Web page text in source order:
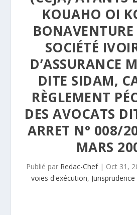
KOUAHO OI
SOCIÉTÉ
D’ASSURANCE
DITE SIDAM,
RÈGLEMENT
DES AVOCATS
ARRET N° 008/
MARS
Publié par Redac-Chef| Oct 31,
voies d'exécution, Jurisprudence